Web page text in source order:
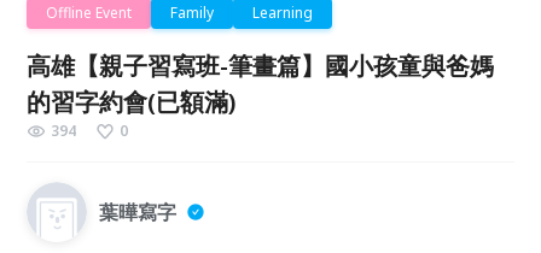
Offline Event Family Learning
高雄【親子習寫班-筆畫篇】國小孩童與爸媽
的習字約會(已額滿)
394 0
葉曄寫字